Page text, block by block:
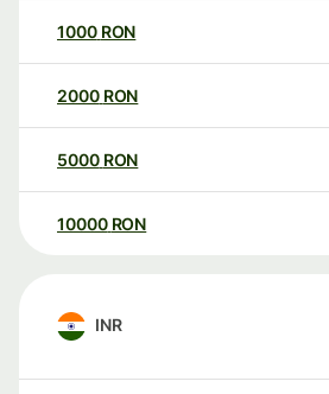
1000 RON
2000 RON
5000 RON
10000 RON
INR